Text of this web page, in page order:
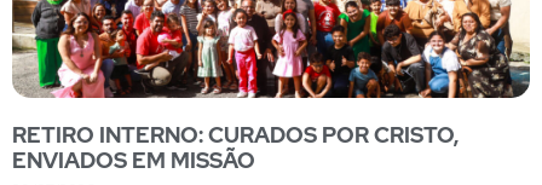
RETIRO INTERNO: CURADOS POR CRISTO,
ENVIADOS EM MISSÃO